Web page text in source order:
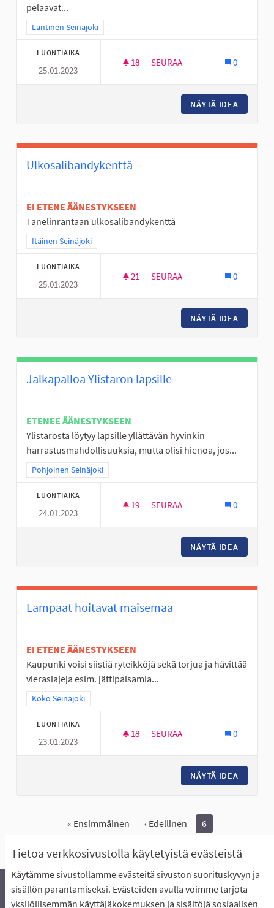
Tietoa verkkosivustolla käytetyistä evästeistä
Käytämme sivustollamme evästeitä sivuston suorituskyvyn ja
sisällön parantamiseksi. Evästeiden avulla voimme tarjota
yksilöllisemmän käyttäjäkokemuksen ja sisältöjä sosiaalisen
pelaavat...
Rajaa tulokset teeman mukaan: Läntinen Seinäjoki
Läntinen Seinäjoki
LUONTIAIKA
25.01.2023
18 18 SEURAAJAA
SEURAA 0
NÄYTÄ IDEA
Ulkosalibandykenttä
EI ETENE ÄÄNESTYKSEEN
Tanelinrantaan ulkosalibandykenttä
Rajaa tulokset teeman mukaan: Itäinen Seinäjoki
Itäinen Seinäjoki
LUONTIAIKA
25.01.2023
21 21 SEURAAJAA
SEURAA 0
NÄYTÄ IDEA
Jalkapalloa Ylistaron lapsille
ETENEE ÄÄNESTYKSEEN
Ylistarosta löytyy lapsille yllättävän hyvinkin
harrastusmahdollisuuksia, mutta olisi hienoa, jos...
Rajaa tulokset teeman mukaan: Pohjoinen Seinäjoki
Pohjoinen Seinäjoki
LUONTIAIKA
24.01.2023
19 19 SEURAAJAA
SEURAA 0
NÄYTÄ IDEA
Lampaat hoitavat maisemaa
EI ETENE ÄÄNESTYKSEEN
Kaupunki voisi siistiä ryteikköjä sekä torjua ja hävittää
vieraslajeja esim. jättipalsamia...
Rajaa tulokset teeman mukaan: Koko Seinäjoki
Koko Seinäjoki
LUONTIAIKA
23.01.2023
18 18 SEURAAJAA
SEURAA 0
NÄYTÄ IDEA
« Ensimmäinen ‹ Edellinen 6
Näytä kaikki peruutetut ideat